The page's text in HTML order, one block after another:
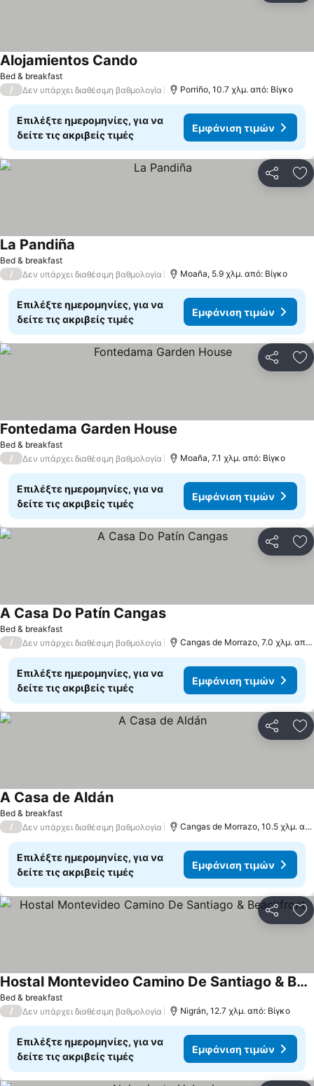
Bed & breakfast
Alojamientos Cando
/ Δεν υπάρχει διαθέσιμη βαθμολογία Porriño, 10.7 χλμ. από: Βίγκο
Επιλέξτε ημερομηνίες, για να
δείτε τις ακριβείς τιμές
Εμφάνιση τιμών
Bed & breakfast
La Pandiña
/ Δεν υπάρχει διαθέσιμη βαθμολογία Moaña, 5.9 χλμ. από: Βίγκο
Επιλέξτε ημερομηνίες, για να
δείτε τις ακριβείς τιμές
Εμφάνιση τιμών
Bed & breakfast
Fontedama Garden House
/ Δεν υπάρχει διαθέσιμη βαθμολογία Moaña, 7.1 χλμ. από: Βίγκο
Επιλέξτε ημερομηνίες, για να
δείτε τις ακριβείς τιμές
Εμφάνιση τιμών
Bed & breakfast
A Casa Do Patín Cangas
/ Δεν υπάρχει διαθέσιμη βαθμολογία Cangas de Morrazo, 7.0 χλμ. από: Βίγκο
Επιλέξτε ημερομηνίες, για να
δείτε τις ακριβείς τιμές
Εμφάνιση τιμών
Bed & breakfast
A Casa de Aldán
/ Δεν υπάρχει διαθέσιμη βαθμολογία Cangas de Morrazo, 10.5 χλμ. από: Βίγκο
Επιλέξτε ημερομηνίες, για να
δείτε τις ακριβείς τιμές
Εμφάνιση τιμών
Bed & breakfast
Hostal Montevideo Camino De Santiago & Beachfront
/ Δεν υπάρχει διαθέσιμη βαθμολογία Nigrán, 12.7 χλμ. από: Βίγκο
Επιλέξτε ημερομηνίες, για να
δείτε τις ακριβείς τιμές
Εμφάνιση τιμών